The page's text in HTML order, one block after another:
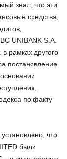
знал, что эти
средства,
UNIBANK S.A.
рамках другого
постановление
по факту
что
были